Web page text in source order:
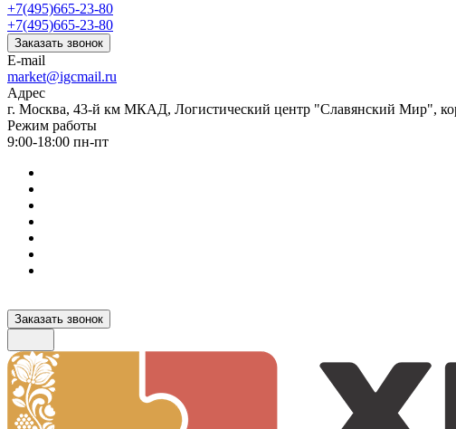
+7(495)665-23-80
+7(495)665-23-80
Заказать звонок
E-mail
market@igcmail.ru
Адрес
г. Москва, 43-й км МКАД, Логистический центр "Славянский Мир",
Режим работы
9:00-18:00 пн-пт
Заказать звонок